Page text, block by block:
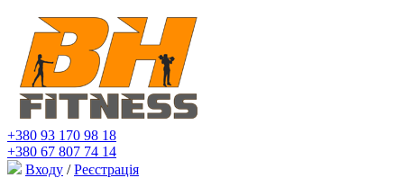
+380 93 170 98 18
+380 67 807 74 14
Входу / Реєстрація